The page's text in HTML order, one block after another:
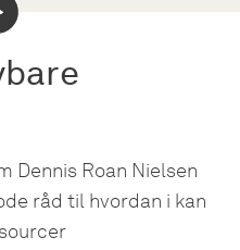
Dennis Roan Nielsen
råd til hvordan i kan